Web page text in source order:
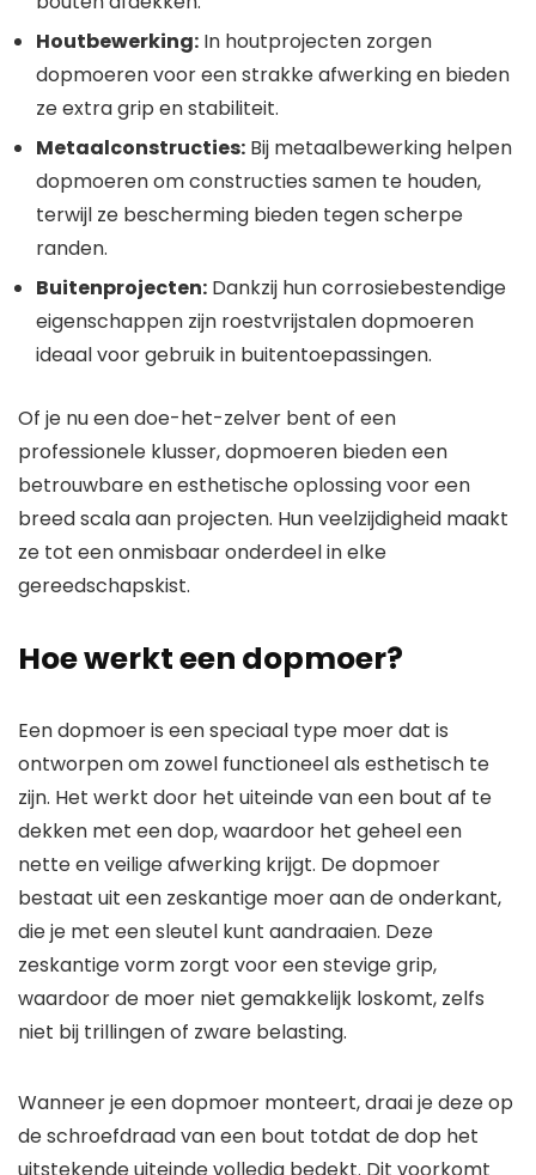
Houtbewerking: In houtprojecten zorgen
dopmoeren voor een strakke afwerking en bieden
ze extra grip en stabiliteit.
Metaalconstructies: Bij metaalbewerking helpen
dopmoeren om constructies samen te houden,
terwijl ze bescherming bieden tegen scherpe
randen.
Buitenprojecten: Dankzij hun corrosiebestendige
eigenschappen zijn roestvrijstalen dopmoeren
ideaal voor gebruik in buitentoepassingen.
Of je nu een doe-het-zelver bent of een
professionele klusser, dopmoeren bieden een
betrouwbare en esthetische oplossing voor een
breed scala aan projecten. Hun veelzijdigheid maakt
ze tot een onmisbaar onderdeel in elke
gereedschapskist.
Hoe werkt een dopmoer?
Een dopmoer is een speciaal type moer dat is
ontworpen om zowel functioneel als esthetisch te
zijn. Het werkt door het uiteinde van een bout af te
dekken met een dop, waardoor het geheel een
nette en veilige afwerking krijgt. De dopmoer
bestaat uit een zeskantige moer aan de onderkant,
die je met een sleutel kunt aandraaien. Deze
zeskantige vorm zorgt voor een stevige grip,
waardoor de moer niet gemakkelijk loskomt, zelfs
niet bij trillingen of zware belasting.
Wanneer je een dopmoer monteert, draai je deze op
de schroefdraad van een bout totdat de dop het